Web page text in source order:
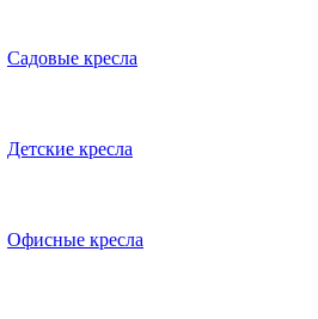
Садовые кресла
Детские кресла
Офисные кресла